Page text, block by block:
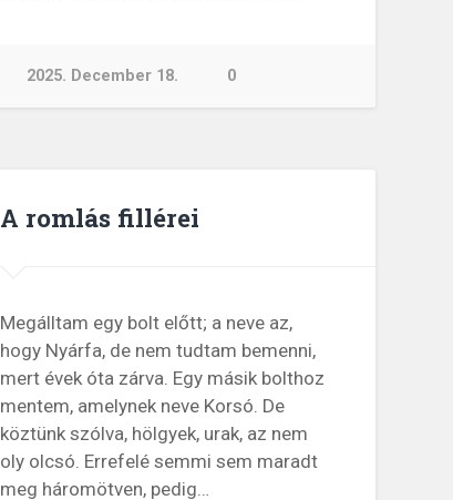
2025. December 18. 0
A romlás fillérei
Megálltam egy bolt előtt; a neve az,
hogy Nyárfa, de nem tudtam bemenni,
mert évek óta zárva. Egy másik bolthoz
mentem, amelynek neve Korsó. De
köztünk szólva, hölgyek, urak, az nem
oly olcsó. Errefelé semmi sem maradt
meg háromötven, pedig…